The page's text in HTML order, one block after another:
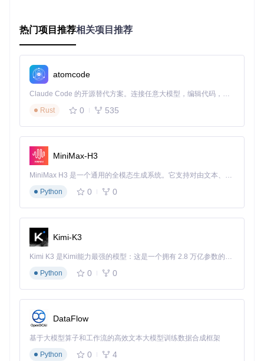
第二步：安装脚本本地化改造
核心原理
：将脚本中的网络下载逻辑替换为本地文件引用，实
现完全离线化。
查找所有网络下载函数（如download_package）
替换为本地文件复制逻辑（如cp命令）
装过程中断
核心原理
：通过权限配置和服务管理命令，完成面板的启动与
状态确认。
# 启动安装流程
./install_panel.sh
# 验证服务状态
热门项目推荐相关项目推荐
atomcode
Claude Code 的开源替代方案。连接任意大模型，编辑代码，运行命令，自动验证 — 全自动执行。用 Rust 构建，极致性能。 ｜ An open-source alternative to Claude Code. Connect any LLM, edit code, run commands, and verify changes — autonomously. Built in Rust for speed. Get Started
Rust
0 535
MiniMax-H3
MiniMax H3 是一个通用的全模态生成系统。它支持对由文本、图像、视频和音频组成的多模态上下文进行统一理解，并能生成分辨率高达 2K、时长可达 15 秒的带原生立体声音频的视频。得益于面向任务泛化的系统设计，H3 在预训练阶段就已具备广泛的多模态上下文理解与生成能力，能够出色地执行复杂的多模态指令。
Python
0 0
Kimi-K3
Kimi K3 是Kimi能力最强的模型：这是一个拥有 2.8 万亿参数的混合专家（MoE）模型，具备原生视觉理解能力，并支持 100 万 token 的上下文窗口。
Python
0 0
DataFlow
基于大模型算子和工作流的高效文本大模型训练数据合成框架
Python
0 4